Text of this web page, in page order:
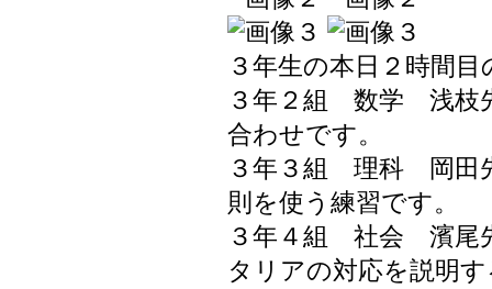
３年生の本日２時間
３年２組 数学 浅枝
合わせです。
３年３組 理科 岡田
則を使う練習です。
３年４組 社会 濱尾
タリアの対応を説明